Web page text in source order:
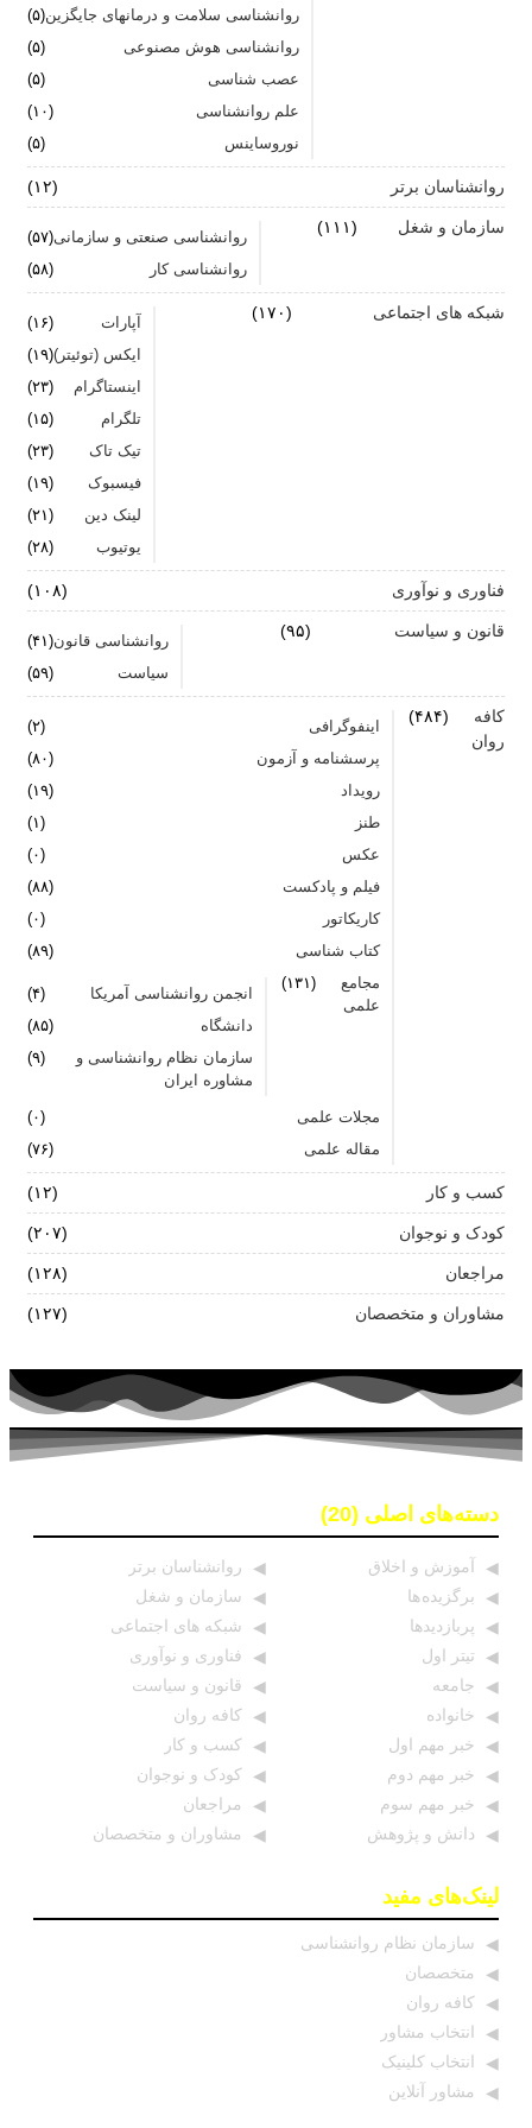
جنگ اضطراب با مواد خوراکی
اضطراب را برای خود پر رنگ نکنید
برای بهبود سلامت روان لازم است روزانه از آن مراقبت
روانشناسی سلامت و درمانهای جایگزین(۵)
روانشناسی هوش مصنوعی
(۵)
عصب شناسی
(۵)
علم روانشناسی
(۱۰)
نوروساینس
(۵)
روانشناسان برتر (۱۲)
سازمان و شغل (۱۱۱)
روانشناسی صنعتی و سازمانی(۵۷)
روانشناسی کار
(۵۸)
شبکه های اجتماعی (۱۷۰)
آپارات
(۱۶)
ایکس (توئیتر)(۱۹)
اینستاگرام
(۲۳)
تلگرام
(۱۵)
تیک تاک
(۲۳)
فیسبوک
(۱۹)
لینک دین
(۲۱)
یوتیوب
(۲۸)
فناوری و نوآوری (۱۰۸)
قانون و سیاست (۹۵)
روانشناسی قانون(۴۱)
سیاست
(۵۹)
کافه
روان
(۴۸۴)
اینفوگرافی
(۲)
پرسشنامه و آزمون
(۸۰)
رویداد
(۱۹)
طنز
(۱)
عکس
(۰)
فیلم و پادکست
(۸۸)
کاریکاتور
(۰)
کتاب شناسی
(۸۹)
مجامع
علمی
(۱۳۱)
انجمن روانشناسی آمریکا
(۴)
دانشگاه
(۸۵)
سازمان نظام روانشناسی و
مشاوره ایران
(۹)
مجلات علمی
(۰)
مقاله علمی
(۷۶)
کسب و کار (۱۲)
کودک و نوجوان (۲۰۷)
مراجعان (۱۲۸)
مشاوران و متخصصان (۱۲۷)
دسته‌های اصلی (20)
آموزش و اخلاق
برگزیده ها
پربازدیدها
تیتر اول
جامعه
خانواده
خبر مهم اول
خبر مهم دوم
خبر مهم سوم
دانش و پژوهش
روانشناسان برتر
سازمان و شغل
شبکه های اجتماعی
فناوری و نوآوری
قانون و سیاست
کافه روان
کسب و کار
کودک و نوجوان
مراجعان
مشاوران و متخصصان
لینک‌های مفید
سازمان نظام روانشناسی
متخصصان
کافه روان
انتخاب مشاور
انتخاب کلینیک
مشاور آنلاین